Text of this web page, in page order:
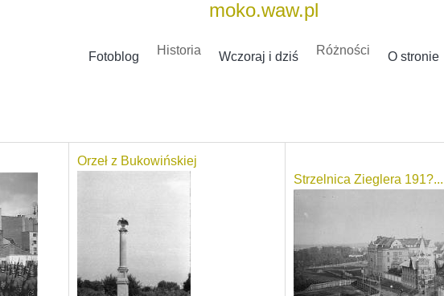
moko.waw.pl
Fotoblog Historia Wczoraj i dziś Różności O stronie
Orzeł z Bukowińskiej
Strzelnica Zieglera 191?...